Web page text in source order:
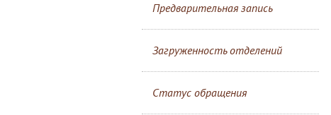
Предварительная запись
Загруженность отделений
Статус обращения